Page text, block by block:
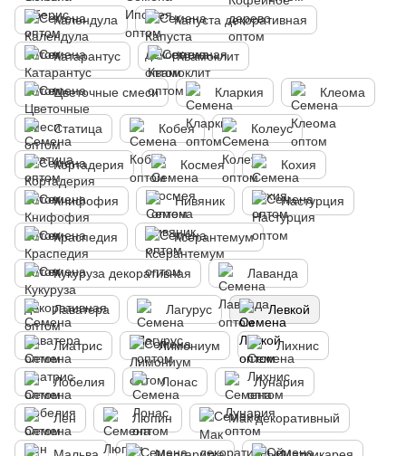
Календула Капуста декоративная
Катарантус Квамоклит
Цветочные смеси Кларкия Клеома
Статица Кобея Колеус
Кортадерия Космея Кохия
Книфофия Нивяник Настурция
Краспедия Ксерантемум
Кукуруза декоративная Лаванда
Лаватера Лагурус Левкой
Лиатрис Лимониум Лихнис
Лобелия Лонас Лунария
Лен Люпин Мак декоративный